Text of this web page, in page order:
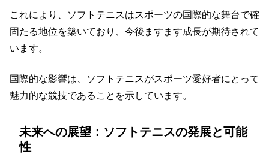
これにより、ソフトテニスはスポーツの国際的な舞台で確
固たる地位を築いており、今後ますます成長が期待されて
います。
国際的な影響は、ソフトテニスがスポーツ愛好者にとって
魅力的な競技であることを示しています。
未来への展望：ソフトテニスの発展と可能
性